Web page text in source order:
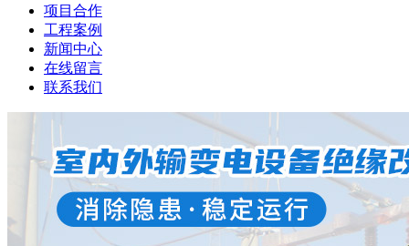
项目合作
工程案例
新闻中心
在线留言
联系我们